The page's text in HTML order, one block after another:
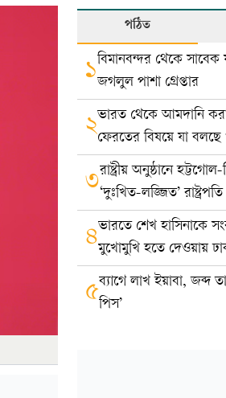
পঠিত
১বিমানবন্দর থেকে সাবেক
জগলুল পাশা গ্রেপ্তার
২ভারত থেকে আমদানি করা
ফেরতের বিষয়ে যা বলছে
৩রাষ্ট্রীয় অনুষ্ঠানে
‘দুঃখিত-লজ্জিত’ রাষ্ট্রপতি
৪ভারতে শেখ হাসিনাকে
মুখোমুখি হতে দেওয়ায়
প্রতিবাদ
৫ব্যাগে লাখ ইয়াবা, জব্দ
পিস’